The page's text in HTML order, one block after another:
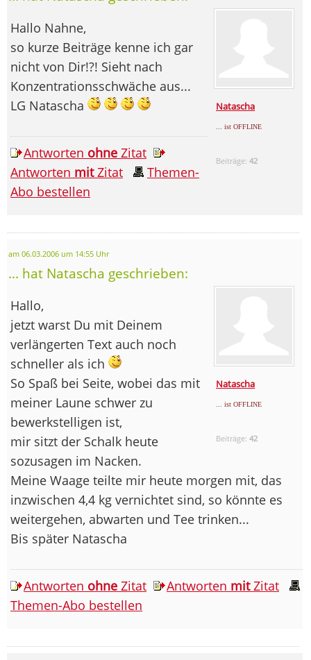
Natascha
... ist OFFLINE
Beiträge:42
Hallo Nahne,
so kurze Beiträge kenne ich gar
nicht von Dir!?! Sieht nach
Konzentrationsschwäche aus...
LG Natascha
Antworten ohne Zitat
Antworten mitZitat
Themen-
Abo bestellen
am 06.03.2006 um 14:55 Uhr
... hat Natascha geschrieben:
Natascha
... ist OFFLINE
Beiträge:42
Hallo,
jetzt warst Du mit Deinem
verlängerten Text auch noch
schneller als ich
So Spaß bei Seite, wobei das mit
meiner Laune schwer zu
bewerkstelligen ist,
mir sitzt der Schalk heute
sozusagen im Nacken.
Meine Waage teilte mir heute morgen mit, das
inzwischen 4,4 kg vernichtet sind, so könnte es
weitergehen, abwarten und Tee trinken...
Bis später Natascha
Antworten ohne Zitat Antworten mitZitat
Themen-Abo bestellen